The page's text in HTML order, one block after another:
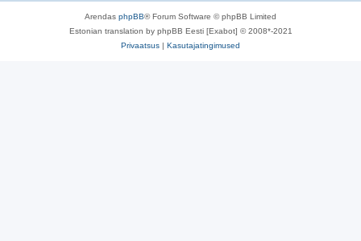
Arendas phpBB® Forum Software © phpBB Limited
Estonian translation by phpBB Eesti [Exabot] © 2008*-2021
Privaatsus | Kasutajatingimused